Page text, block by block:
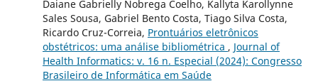
Daiane Gabrielly Nobrega Coelho, Kallyta Karollynne
Sales Sousa, Gabriel Bento Costa, Tiago Silva Costa,
Ricardo Cruz-Correia, Prontuários eletrônicos
obstétricos: uma análise bibliométrica , Journal of
Health Informatics: v. 16 n. Especial (2024): Congresso
Brasileiro de Informática em Saúde